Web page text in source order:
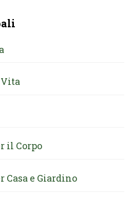
Vita
il Corpo
e Giardino